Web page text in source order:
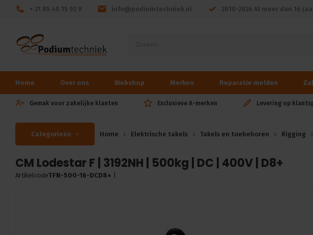
+ 31 85 40 15 92 9 info@podiumtechniek.nl 2010-2026 Al meer dan 16
Home Over ons Webshop Merken Reparatie melden
Gemak voor zakelijke klanten Exclusieve A-merken Levering op
Categorieën Home Elektrische takels Takels en toebehoren Rigging
CM Lodestar F | 3192NH | 500kg | DC | 400V | D8+
ArtikelcodeTFN-500-16-DCD8+